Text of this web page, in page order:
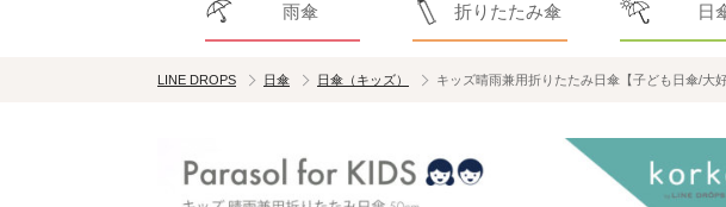
雨傘 折りたたみ傘 日
LINE DROPS 日傘 日傘（キッズ） キッズ晴雨兼用折りたたみ日傘【子ども日傘/大